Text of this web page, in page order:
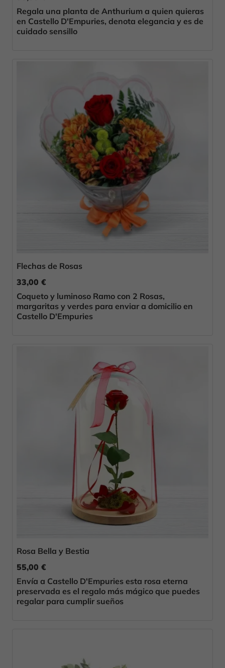
Regala una planta de Anthurium a quien quieras
en Castello D'Empuries, denota elegancia y es de
cuidado sensillo
Flechas de Rosas
33,00 €
Coqueto y luminoso Ramo con 2 Rosas,
margaritas y verdes para enviar a domicilio en
Castello D'Empuries
Rosa Bella y Bestia
55,00 €
Envía a Castello D'Empuries esta rosa eterna
preservada es el regalo más mágico que puedes
regalar para cumplir sueños